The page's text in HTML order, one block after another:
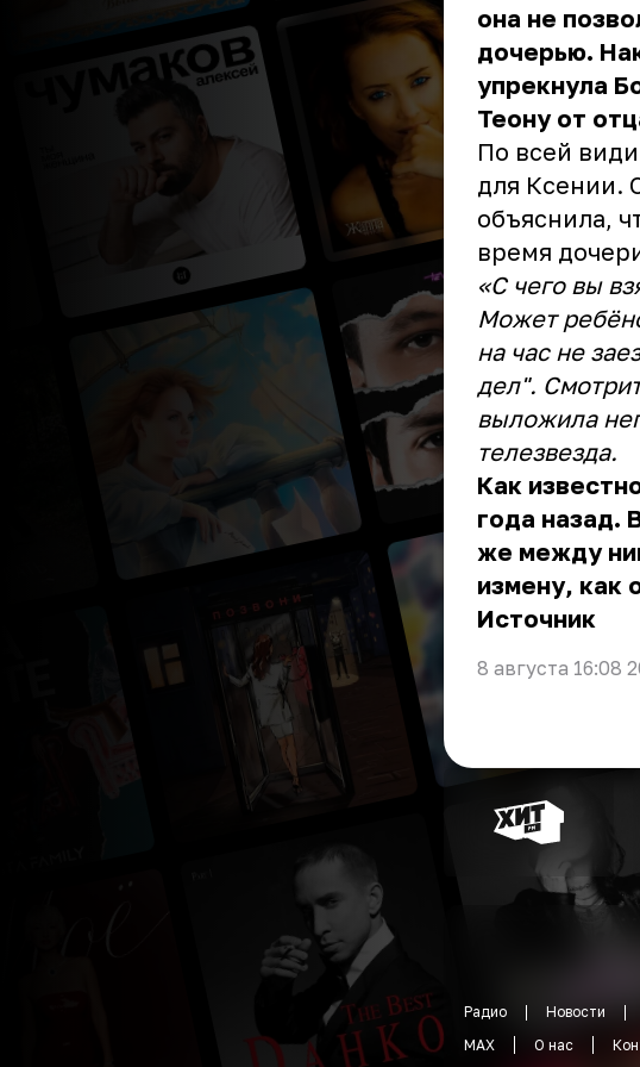
она не
дочерью.
упрекнула
Теону от
По всей
для Ксении.
объяснила,
время
«С чего вы
Может
на час не
дел".
выложила
телезвезда.
Как
года назад.
же между
измену, как
Источник
8 августа 16:08
Радио Новости
MAX
О нас